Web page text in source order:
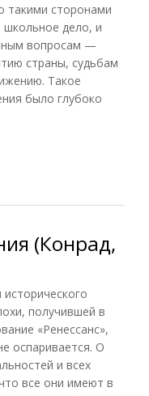
такими сторонами
дело, и
вопросам —
страны, судьбам
Такое
было глубоко
(Конрад,
получившей в
«Ренессанс»,
оспаривается. О
и всех
все они имеют в